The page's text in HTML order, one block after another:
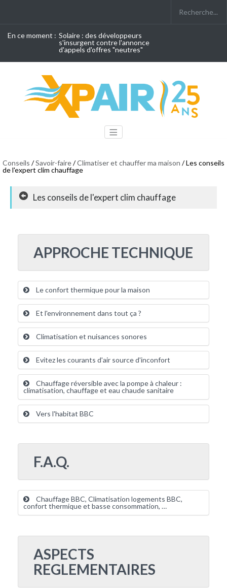
En ce moment : Solaire : des développeurs
s'insurgent contre l'annonce
d'appels d'offres "neutres"
Conseils /Savoir-faire/Climatiser et chauffer ma maison / Les conseils
de l'expert clim chauffage
Les conseils de l'expert clim chauffage
APPROCHE TECHNIQUE
Le confort thermique pour la maison
Et l'environnement dans tout ça ?
Climatisation et nuisances sonores
Evitez les courants d'air source d'inconfort
Chauffage réversible avec la pompe à chaleur :
climatisation, chauffage et eau chaude sanitaire
Vers l'habitat BBC
F.A.Q.
Chauffage BBC, Climatisation logements BBC,
confort thermique et basse consommation, …
ASPECTS
REGLEMENTAIRES